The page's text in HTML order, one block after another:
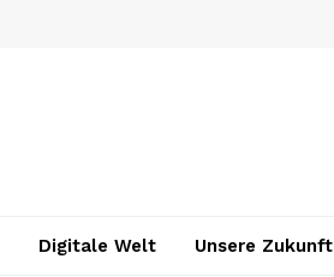
Digitale Welt Unsere Zukunft